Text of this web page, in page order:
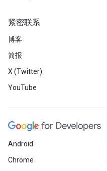
紧密联系
博客
简报
X (Twitter)
YouTube
Android
Chrome